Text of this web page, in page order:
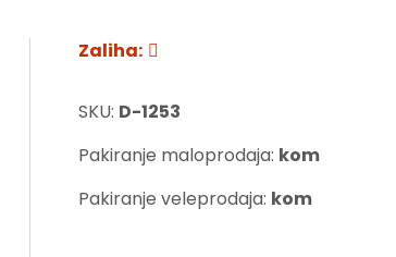
Zaliha:
SKU: D-1253
Pakiranje maloprodaja: kom
Pakiranje veleprodaja: kom